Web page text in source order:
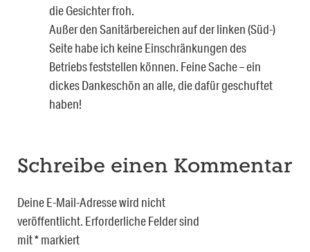
die Gesichter froh.
Außer den Sanitärbereichen auf der linken (Süd-)
Seite habe ich keine Einschränkungen des
Betriebs feststellen können. Feine Sache – ein
dickes Dankeschön an alle, die dafür geschuftet
haben!
Schreibe einen Kommentar
Deine E-Mail-Adresse wird nicht
veröffentlicht. Erforderliche Felder sind
mit*markiert